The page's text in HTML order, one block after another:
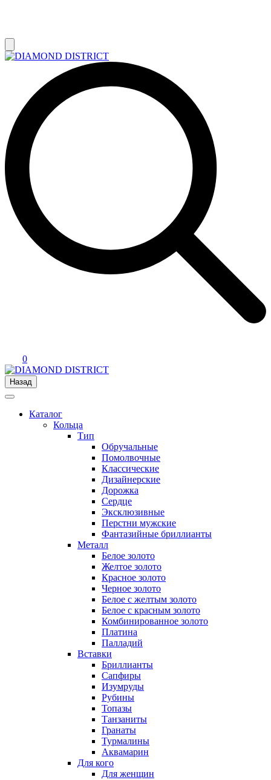
0
Назад
Каталог
Кольца
Тип
Обручальные
Помолвочные
Классические
Дизайнерские
Дорожка
Сердце
Эксклюзивные
Перстни мужские
Фантазийные бриллианты
Металл
Белое золото
Желтое золото
Красное золото
Черное золото
Белое с желтым золото
Белое с красным золото
Комбинированное золото
Платина
Палладий
Вставки
Бриллианты
Сапфиры
Изумруды
Рубины
Топазы
Танзаниты
Гранаты
Турмалины
Аквамарин
Для кого
Для женщин